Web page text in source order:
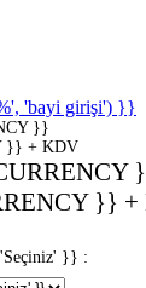
'bayi girişi') }}
}}
}} + KDV
}}
}} :